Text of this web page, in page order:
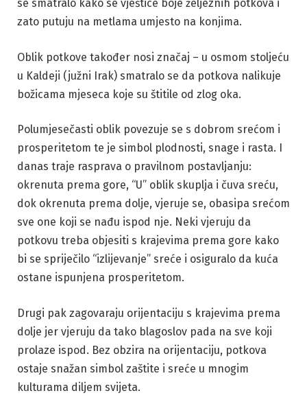
se smatralo kako se vještice boje željeznih potkova i
zato putuju na metlama umjesto na konjima.
Oblik potkove također nosi značaj – u osmom stoljeću
u Kaldeji (južni Irak) smatralo se da potkova nalikuje
božicama mjeseca koje su štitile od zlog oka.
Polumjesečasti oblik povezuje se s dobrom srećom i
prosperitetom te je simbol plodnosti, snage i rasta. I
danas traje rasprava o pravilnom postavljanju:
okrenuta prema gore, “U” oblik skuplja i čuva sreću,
dok okrenuta prema dolje, vjeruje se, obasipa srećom
sve one koji se nađu ispod nje. Neki vjeruju da
potkovu treba objesiti s krajevima prema gore kako
bi se spriječilo “izlijevanje” sreće i osiguralo da kuća
ostane ispunjena prosperitetom.
Drugi pak zagovaraju orijentaciju s krajevima prema
dolje jer vjeruju da tako blagoslov pada na sve koji
prolaze ispod. Bez obzira na orijentaciju, potkova
ostaje snažan simbol zaštite i sreće u mnogim
kulturama diljem svijeta.